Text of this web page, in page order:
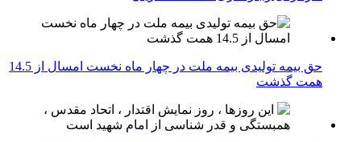
حق بیمه تولیدی بیمه ملت در چهار ماه نخست امسال از 14.5
همت گذشت